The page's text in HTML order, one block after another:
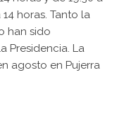
horas. Tanto la
han sido
Presidencia. La
agosto en Pujerra